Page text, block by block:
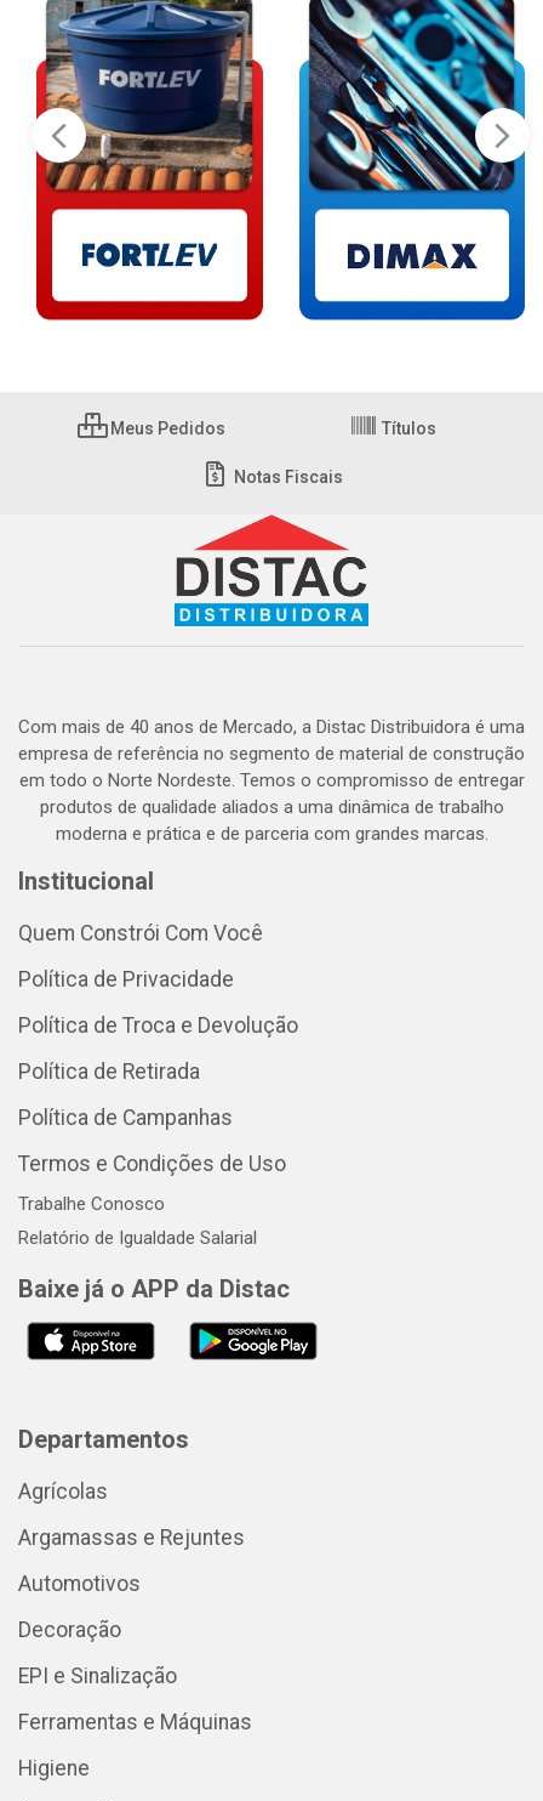
Meus Pedidos Títulos
Notas Fiscais
Com mais de 40 anos de Mercado, a Distac Distribuidora é uma
empresa de referência no segmento de material de construção
em todo o Norte Nordeste. Temos o compromisso de entregar
produtos de qualidade aliados a uma dinâmica de trabalho
moderna e prática e de parceria com grandes marcas.
Institucional
Quem Constrói Com Você
Política de Privacidade
Política de Troca e Devolução
Política de Retirada
Política de Campanhas
Termos e Condições de Uso
Trabalhe Conosco
Relatório de Igualdade Salarial
Baixe já o APP da Distac
Departamentos
Agrícolas
Argamassas e Rejuntes
Automotivos
Decoração
EPI e Sinalização
Ferramentas e Máquinas
Higiene